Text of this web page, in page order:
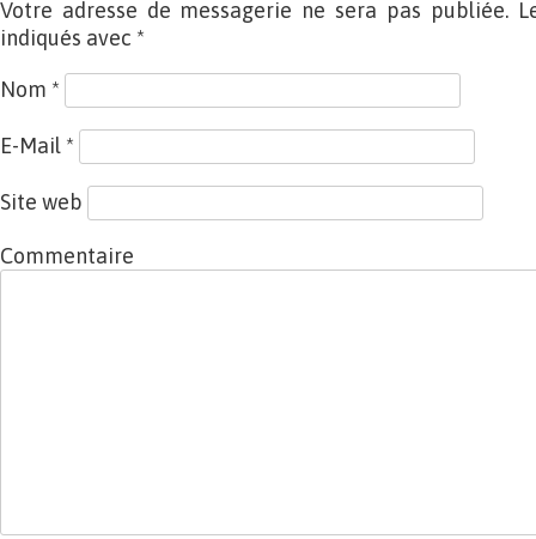
Votre adresse de messagerie ne sera pas publiée.
indiqués avec *
Nom *
E-Mail *
Site web
Commentaire